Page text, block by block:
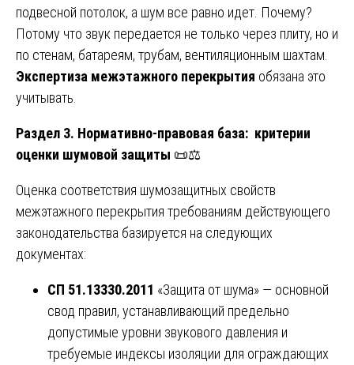
подвесной потолок, а шум все равно идет. Почему?
Потому что звук передается не только через плиту, но и
по стенам, батареям, трубам, вентиляционным шахтам.
Экспертиза межэтажного перекрытия обязана это
учитывать.
Раздел 3. Нормативно-правовая база: критерии
оценки шумовой защиты 📜⚖️
Оценка соответствия шумозащитных свойств
межэтажного перекрытия требованиям действующего
законодательства базируется на следующих
документах:
СП 51.13330.2011 «Защита от шума» — основной
свод правил, устанавливающий предельно
допустимые уровни звукового давления и
требуемые индексы изоляции для ограждающих